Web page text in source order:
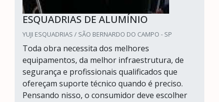
ESQUADRIAS DE ALUMÍNIO
YUJI ESQUADRIAS / SÃO BERNARDO DO CAMPO - SP
Toda obra necessita dos melhores
equipamentos, da melhor infraestrutura, de
segurança e profissionais qualificados que
ofereçam suporte técnico quando é preciso.
Pensando nisso, o consumidor deve escolher